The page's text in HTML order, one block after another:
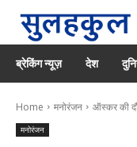
ब्रेकिंग न्यूज़ देश
Home मनोरंजन ऑस्कर की
मनोरंजन